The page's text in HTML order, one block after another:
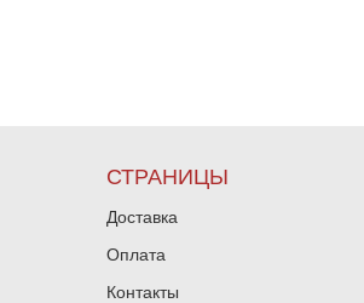
СТРАНИЦЫ
Доставка
Оплата
Контакты